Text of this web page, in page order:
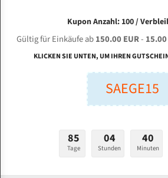
TRUPRO BS - 4033 FA für
Länge (mm):
Stärken +
Bi-Metall Meterware
Fleischerei Bandsägeblätter
Bandmesser Glatt Meterware
Konvex Meterware
Kupon Anzahl: 100 /
Gültig für Einkäufe ab150.00 EUR- 15.00
KLICKEN SIE UNTEN, UM IHREN
SAEGE15
85
Tage
04
Stunden
40
Minuten